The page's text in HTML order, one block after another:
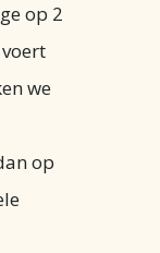
op 2
we
op